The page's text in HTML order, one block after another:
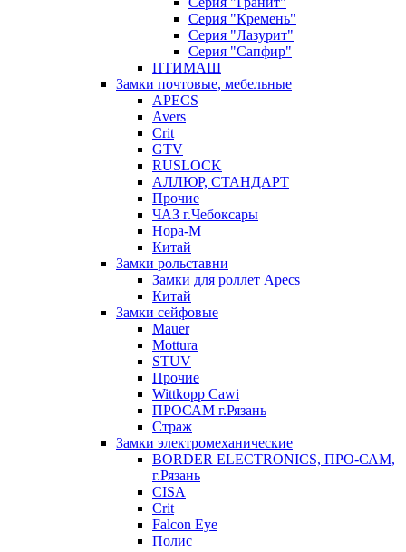
Серия "Кремень"
Серия "Лазурит"
Серия "Сапфир"
ПТИМАШ
Замки почтовые, мебельные
APECS
Avers
Crit
GTV
RUSLOCK
АЛЛЮР, СТАНДАРТ
Прочие
ЧАЗ г.Чебоксары
Нора-М
Китай
Замки рольставни
Замки для роллет Apecs
Китай
Замки сейфовые
Mauer
Mottura
STUV
Прочие
Wittkopp Cawi
ПРОСАМ г.Рязань
Страж
Замки электромеханические
BORDER ELECTRONICS, ПРО-САМ,
г.Рязань
CISA
Crit
Falcon Eye
Полис